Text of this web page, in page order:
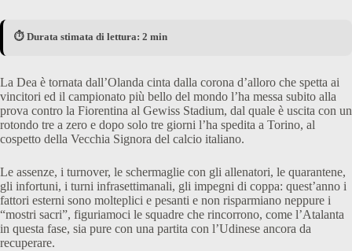
⏱️ Durata stimata di lettura: 2 min
La Dea è tornata dall’Olanda cinta dalla corona d’alloro che spetta ai
vincitori ed il campionato più bello del mondo l’ha messa subito alla
prova contro la Fiorentina al Gewiss Stadium, dal quale è uscita con un
rotondo tre a zero e dopo solo tre giorni l’ha spedita a Torino, al
cospetto della Vecchia Signora del calcio italiano.
Le assenze, i turnover, le schermaglie con gli allenatori, le quarantene,
gli infortuni, i turni infrasettimanali, gli impegni di coppa: quest’anno i
fattori esterni sono molteplici e pesanti e non risparmiano neppure i
“mostri sacri”, figuriamoci le squadre che rincorrono, come l’Atalanta
in questa fase, sia pure con una partita con l’Udinese ancora da
recuperare.